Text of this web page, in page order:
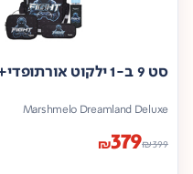
סט 9 ב-1 ילקוט אורתופדי+עגלה
Marshmelo Dreamland Deluxe
₪399
₪379